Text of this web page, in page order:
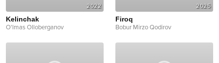
2022
Kelinchak
O'lmas Olloberganov
2025
Firoq
Bobur Mirzo Qodirov